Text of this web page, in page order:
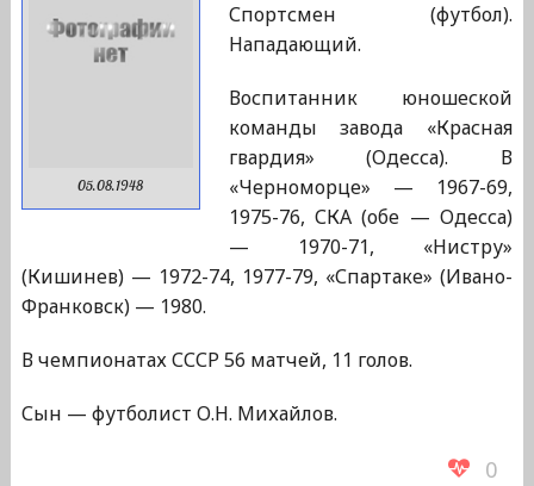
05.08.1948
Спортсмен (футбол).
Нападающий.
Воспитанник юношеской
команды завода «Красная
гвардия» (Одесса). В
«Черноморце» — 1967-69,
1975-76, СКА (обе — Одесса)
— 1970-71, «Нистру»
(Кишинев) — 1972-74, 1977-79, «Спартаке» (Ивано-
Франковск) — 1980.
В чемпионатах СССР 56 матчей, 11 голов.
Сын — футболист О.Н. Михайлов.
0